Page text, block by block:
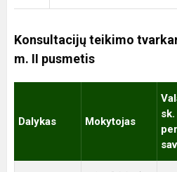
Konsultacijų teikimo
m. II pusmetis
Dalykas Mokytojas
sk.
per